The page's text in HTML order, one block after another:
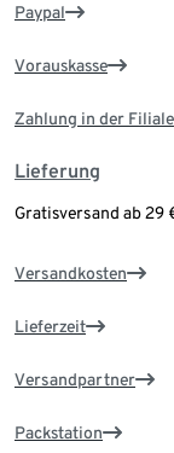
Paypal
Vorauskasse
Zahlung in der Filiale
Lieferung
Gratisversand ab 29
Versandkosten
Lieferzeit
Versandpartner
Packstation